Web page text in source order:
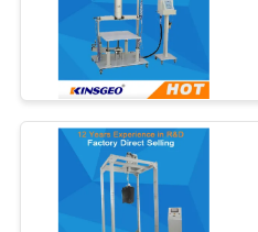
SITE
PRIVACY
POLICY